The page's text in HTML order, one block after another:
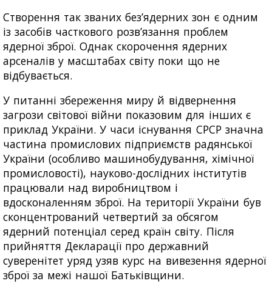
Створення так званих без’ядерних зон є одним
із засобів часткового розв’язання проблем
ядерної зброї. Однак скорочення ядерних
арсеналів у масштабах світу поки що не
відбувається.
У питанні збереження миру й відвернення
загрози світової війни показовим для інших є
приклад України. У часи існування СРСР значна
частина промислових підприємств радянської
України (особливо машинобудування, хімічної
промисловості), науково-дослідних інститутів
працювали над виробництвом і
вдосконаленням зброї. На території України був
сконцентрований четвертий за обсягом
ядерний потенціал серед країн світу. Після
прийняття Декларації про державний
суверенітет уряд узяв курс на вивезення ядерної
зброї за межі нашої Батьківщини.